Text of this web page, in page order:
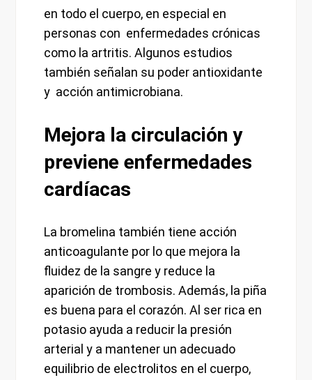
en todo el cuerpo, en especial en
personas con enfermedades crónicas
como la artritis. Algunos estudios
también señalan su poder antioxidante
y acción antimicrobiana.
Mejora la circulación y
previene enfermedades
cardíacas
La bromelina también tiene acción
anticoagulante por lo que mejora la
fluidez de la sangre y reduce la
aparición de trombosis. Además, la piña
es buena para el corazón. Al ser rica en
potasio ayuda a reducir la presión
arterial y a mantener un adecuado
equilibrio de electrolitos en el cuerpo,